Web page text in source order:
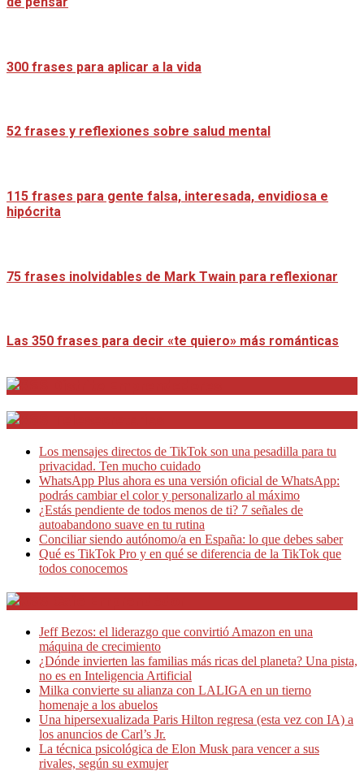
300 frases para aplicar a la vida
52 frases y reflexiones sobre salud mental
115 frases para gente falsa, interesada, envidiosa e
hipócrita
75 frases inolvidables de Mark Twain para reflexionar
Las 350 frases para decir «te quiero» más románticas
Los mensajes directos de TikTok son una pesadilla para tu
privacidad. Ten mucho cuidado
WhatsApp Plus ahora es una versión oficial de WhatsApp:
podrás cambiar el color y personalizarlo al máximo
¿Estás pendiente de todos menos de ti? 7 señales de
autoabandono suave en tu rutina
Conciliar siendo autónomo/a en España: lo que debes saber
Qué es TikTok Pro y en qué se diferencia de la TikTok que
todos conocemos
Jeff Bezos: el liderazgo que convirtió Amazon en una
máquina de crecimiento
¿Dónde invierten las familias más ricas del planeta? Una pista,
no es en Inteligencia Artificial
Milka convierte su alianza con LALIGA en un tierno
homenaje a los abuelos
Una hipersexualizada Paris Hilton regresa (esta vez con IA) a
los anuncios de Carl’s Jr.
La técnica psicológica de Elon Musk para vencer a sus
rivales, según su exmujer